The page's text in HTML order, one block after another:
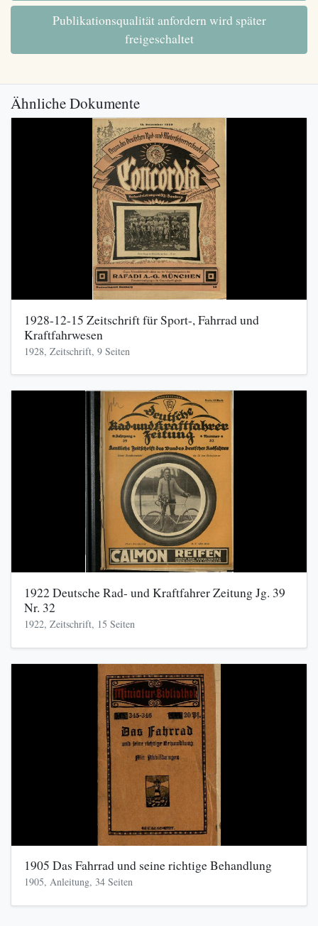
Publikationsqualität anfordern wird später
freigeschaltet
Ähnliche Dokumente
1928-12-15 Zeitschrift für Sport-, Fahrrad und
Kraftfahrwesen
1928, Zeitschrift, 9 Seiten
1922 Deutsche Rad- und Kraftfahrer Zeitung Jg. 39
Nr. 32
1922, Zeitschrift, 15 Seiten
1905 Das Fahrrad und seine richtige Behandlung
1905, Anleitung, 34 Seiten